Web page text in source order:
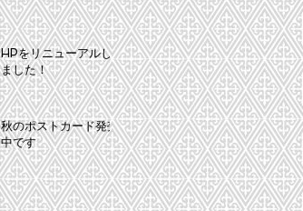
HPをリニューアルし
ました！
秋のポストカード発売
中です